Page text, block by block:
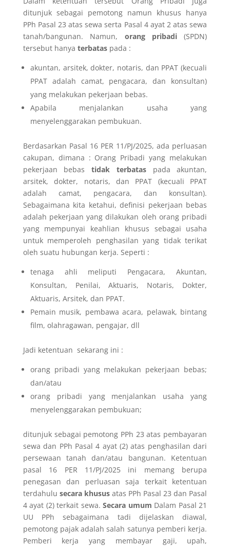
ditunjuk sebagai pemotong namun khusus hanya
PPh Pasal 23 atas sewa serta Pasal 4 ayat 2 atas sewa
tanah/bangunan. Namun,
orang pribadi
(SPDN)
tersebut hanya terbatas pada :
akuntan, arsitek, dokter, notaris, dan PPAT (kecuali
PPAT adalah camat, pengacara, dan konsultan)
yang melakukan pekerjaan bebas.
Apabila menjalankan usaha yang
menyelenggarakan pembukuan.
Berdasarkan Pasal 16 PER 11/PJ/2025, ada perluasan
cakupan, dimana : Orang Pribadi yang melakukan
pekerjaan bebas
tidak terbatas
pada akuntan,
arsitek, dokter, notaris, dan PPAT (kecuali PPAT
adalah camat, pengacara, dan konsultan).
Sebagaimana kita ketahui, definisi pekerjaan bebas
adalah pekerjaan yang dilakukan oleh orang pribadi
yang mempunyai keahlian khusus sebagai usaha
untuk memperoleh penghasilan yang tidak terikat
oleh suatu hubungan kerja. Seperti :
tenaga ahli meliputi Pengacara, Akuntan,
Konsultan, Penilai, Aktuaris, Notaris, Dokter,
Aktuaris, Arsitek, dan PPAT.
Pemain musik, pembawa acara, pelawak, bintang
film, olahragawan, pengajar, dll
Jadi ketentuan sekarang ini :
orang pribadi yang melakukan pekerjaan bebas;
dan/atau
orang pribadi yang menjalankan usaha yang
menyelenggarakan pembukuan;
ditunjuk sebagai pemotong PPh 23 atas pembayaran
sewa dan PPh Pasal 4 ayat (2) atas penghasilan dari
persewaan tanah dan/atau bangunan. Ketentuan
pasal 16 PER 11/PJ/2025 ini memang berupa
penegasan dan perluasan saja terkait ketentuan
terdahulu secara khusus atas PPh Pasal 23 dan Pasal
4 ayat (2) terkait sewa. Secara umum Dalam Pasal 21
UU PPh sebagaimana tadi dijelaskan diawal,
pemotong pajak adalah salah satunya pemberi kerja.
Pemberi kerja yang membayar gaji, upah,